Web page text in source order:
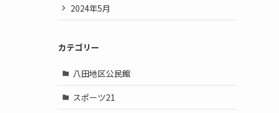
2024年5月
カテゴリー
八田地区公民館
スポーツ21